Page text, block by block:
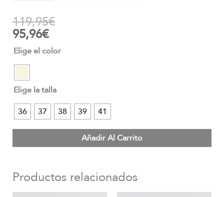
119,95€
95,96€
Elige el color
Elige la talla
36
37 38 39 41
Añadir Al Carrito
Productos relacionados